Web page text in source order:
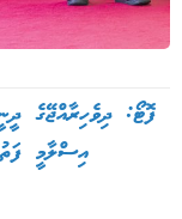
އިސްލާމީ